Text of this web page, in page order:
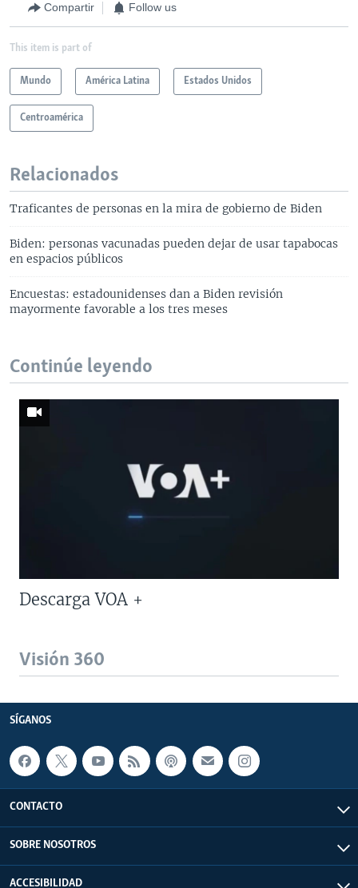
Compartir Follow us
This item is part of
Mundo América Latina Estados Unidos
Centroamérica
Relacionados
Traficantes de personas en la mira de gobierno de Biden
Biden: personas vacunadas pueden dejar de usar tapabocas
en espacios públicos
Encuestas: estadounidenses dan a Biden revisión
mayormente favorable a los tres meses
Continúe leyendo
Descarga VOA +
Visión 360
SÍGANOS
CONTACTO
SOBRE NOSOTROS
ACCESIBILIDAD